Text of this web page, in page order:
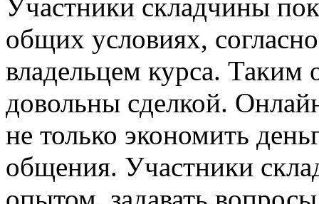
Участники складчины
общих условиях,
владельцем курса. Таким
довольны сделкой.
не только экономить
общения. Участники